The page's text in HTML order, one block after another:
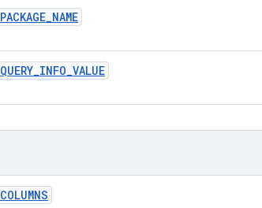
PACKAGE_NAME
QUERY_INFO_VALUE
COLUMNS